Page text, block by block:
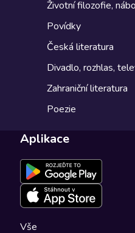
Životní filozofie,
Povídky
Česká literatura
Divadlo, rozhlas,
Zahraniční literatura
Poezie
Aplikace
Vše